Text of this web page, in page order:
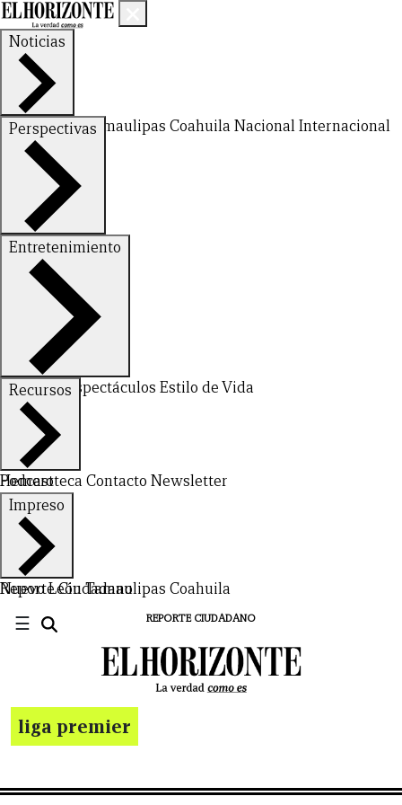
Noticias
Nuevo LeónTamaulipas Coahuila NacionalInternacional
Perspectivas
FinanzasOpinión
Entretenimiento
DeportesEspectáculos Estilo de Vida
Recursos
Hemeroteca Contacto Newsletter
Podcast
Impreso
Nuevo LeónTamaulipas Coahuila
Reporte Ciudadano
☰ REPORTE CIUDADANO
liga premier